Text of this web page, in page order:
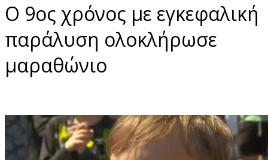
Ο 9ος χρόνος με εγκεφαλική
παράλυση ολοκλήρωσε
μαραθώνιο